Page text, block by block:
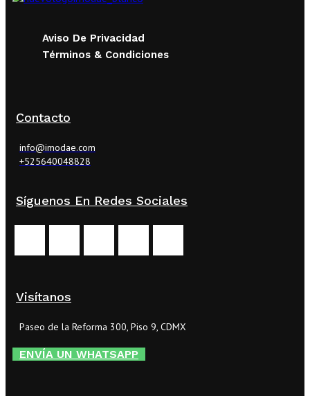
Aviso De Privacidad
Términos & Condiciones
Contacto
info@imodae.com
+525640048828
Síguenos En Redes Sociales
Visítanos
Paseo de la Reforma 300, Piso 9, CDMX
ENVÍA UN WHATSAPP